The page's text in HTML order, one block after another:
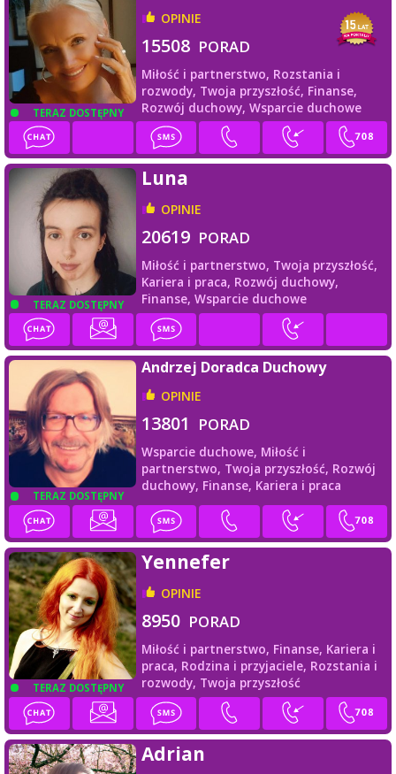
TERAZ DOSTĘPNY
OPINIE
15508 PORAD
Miłość i partnerstwo, Rozstania i
rozwody, Twoja przyszłość, Finanse,
Rozwój duchowy, Wsparcie duchowe
TERAZ DOSTĘPNY
Luna
OPINIE
20619 PORAD
Miłość i partnerstwo, Twoja przyszłość,
Kariera i praca, Rozwój duchowy,
Finanse, Wsparcie duchowe
TERAZ DOSTĘPNY
Andrzej Doradca Duchowy
OPINIE
13801 PORAD
Wsparcie duchowe, Miłość i
partnerstwo, Twoja przyszłość, Rozwój
duchowy, Finanse, Kariera i praca
TERAZ DOSTĘPNY
Yennefer
OPINIE
8950 PORAD
Miłość i partnerstwo, Finanse, Kariera i
praca, Rodzina i przyjaciele, Rozstania i
rozwody, Twoja przyszłość
Adrian